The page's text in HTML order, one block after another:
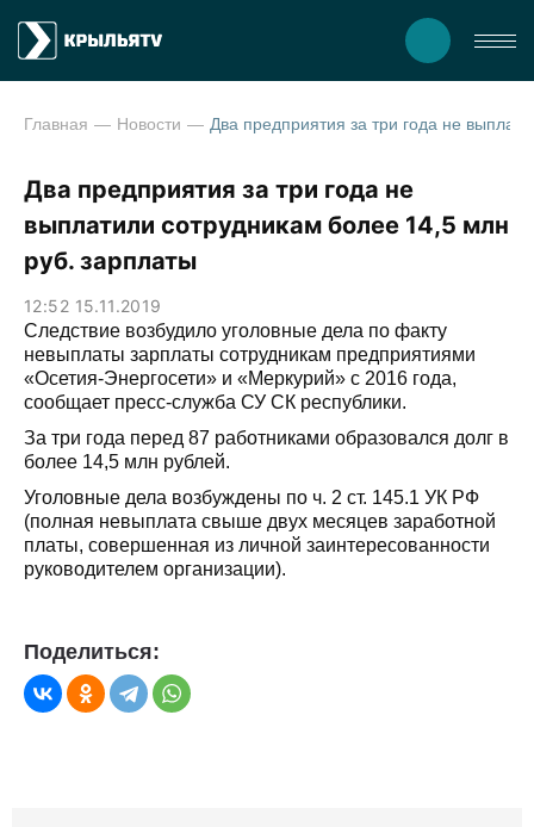
Главная Новости
Два предприятия за три года не
выплатили сотрудникам более 14,5 млн
руб. зарплаты
12:52 15.11.2019
Следствие возбудило уголовные дела по факту
невыплаты зарплаты сотрудникам предприятиями
«Осетия-Энергосети» и «Меркурий» с 2016 года,
сообщает пресс-служба СУ СК республики.
За три года перед 87 работниками образовался долг в
более 14,5 млн рублей.
Уголовные дела возбуждены по ч. 2 ст. 145.1 УК РФ
(полная невыплата свыше двух месяцев заработной
платы, совершенная из личной заинтересованности
руководителем организации).
Поделиться: